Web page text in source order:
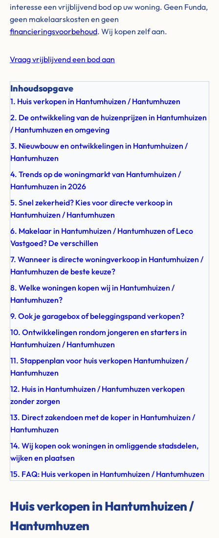
interesse een vrijblijvend bod op uw woning. Geen Funda,
geen makelaarskosten en geen
financieringsvoorbehoud. Wij kopen zelf aan.
Vraag vrijblijvend een bod aan
Inhoudsopgave
1. Huis verkopen in Hantumhuizen / Hantumhuzen
2. De ontwikkeling van de huizenprijzen in Hantumhuizen
/ Hantumhuzen en omgeving
3. Nieuwbouw en ontwikkelingen in Hantumhuizen /
Hantumhuzen
4. Trends op de woningmarkt van Hantumhuizen /
Hantumhuzen in 2026
5. Snel zekerheid? Kies voor directe verkoop in
Hantumhuizen / Hantumhuzen
6. Makelaar in Hantumhuizen / Hantumhuzen of Leco
Vastgoed? De verschillen
7. Wanneer is directe woningverkoop in Hantumhuizen /
Hantumhuzen de beste keuze?
8. Welke woningen kopen wij in Hantumhuizen /
Hantumhuzen?
9. Ook je garagebox of beleggingspand verkopen?
10. Ontwikkelingen rondom jongeren en starters in
Hantumhuizen / Hantumhuzen
11. Stappenplan voor huis verkopen Hantumhuizen /
Hantumhuzen
12. Huis in Hantumhuizen / Hantumhuzen verkopen
zonder zorgen
13. Direct zakendoen met de koper in Hantumhuizen /
Hantumhuzen
14. Wij kopen ook woningen in omliggende stadsdelen,
wijken en plaatsen
15. FAQ: Huis verkopen in Hantumhuizen / Hantumhuzen
Huis verkopen in Hantumhuizen /
Hantumhuzen